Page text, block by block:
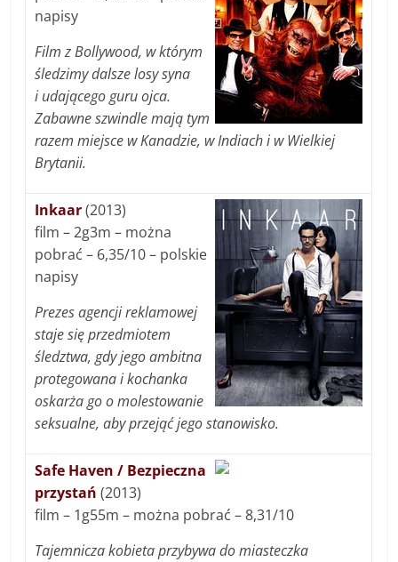
napisy
Film z Bollywood, w którym
śledzimy dalsze losy syna
i udającego guru ojca.
Zabawne szwindle mają tym
razem miejsce w Kanadzie, w Indiach i w Wielkiej
Brytanii.
Inkaar(2013)
film – 2g3m – można
pobrać – 6,35/10 – polskie
napisy
Prezes agencji reklamowej
staje się przedmiotem
śledztwa, gdy jego ambitna
protegowana i kochanka
oskarża go o molestowanie
seksualne, aby przejąć jego stanowisko.
Safe Haven / Bezpieczna
przystań (2013)
film – 1g55m – można pobrać – 8,31/10
Tajemnicza kobieta przybywa do miasteczka